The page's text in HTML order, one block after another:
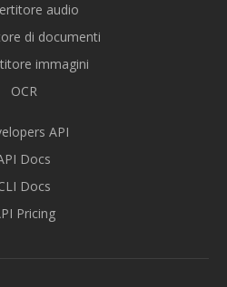
audio
di documenti
immagini
OCR
API
Docs
Docs
Pricing